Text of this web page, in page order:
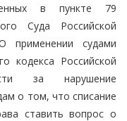
в пункте 79
Суда Российской
применении судами
кодекса Российской
за нарушение
о том, что списание
ставить вопрос о